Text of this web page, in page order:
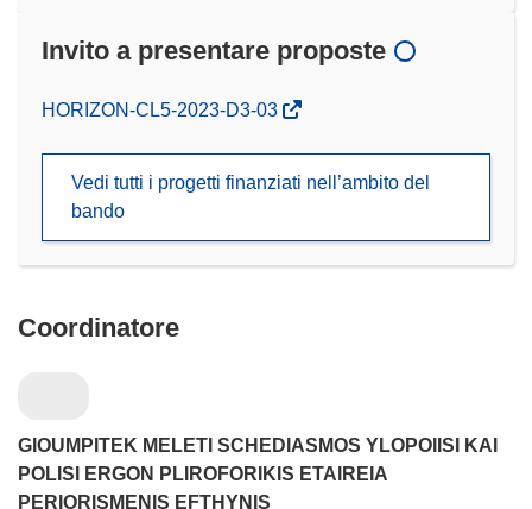
Invito a presentare proposte
(si
nuova
HORIZON-CL5-2023-D3-03
Vedi tutti i progetti finanziati nell’ambito del
bando
Coordinatore
GIOUMPITEK MELETI SCHEDIASMOS YLOPOIISI KAI
POLISI ERGON PLIROFORIKIS ETAIREIA
PERIORISMENIS EFTHYNIS